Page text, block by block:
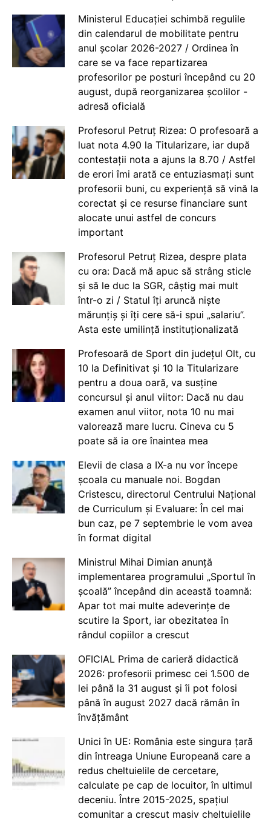
Ministerul Educației schimbă regulile
din calendarul de mobilitate pentru
anul școlar 2026-2027 / Ordinea în
care se va face repartizarea
profesorilor pe posturi începând cu 20
august, după reorganizarea școlilor -
adresă oficială
Profesorul Petruț Rizea: O profesoară a
luat nota 4.90 la Titularizare, iar după
contestații nota a ajuns la 8.70 / Astfel
de erori îmi arată ce entuziasmați sunt
profesorii buni, cu experiență să vină la
corectat și ce resurse financiare sunt
alocate unui astfel de concurs
important
Profesorul Petruț Rizea, despre plata
cu ora: Dacă mă apuc să strâng sticle
și să le duc la SGR, câștig mai mult
într-o zi / Statul îți aruncă niște
mărunțiș și îți cere să-i spui „salariu”.
Asta este umilință instituționalizată
Profesoară de Sport din județul Olt, cu
10 la Definitivat și 10 la Titularizare
pentru a doua oară, va susține
concursul și anul viitor: Dacă nu dau
examen anul viitor, nota 10 nu mai
valorează mare lucru. Cineva cu 5
poate să ia ore înaintea mea
Elevii de clasa a IX-a nu vor începe
școala cu manuale noi. Bogdan
Cristescu, directorul Centrului Național
de Curriculum și Evaluare: În cel mai
bun caz, pe 7 septembrie le vom avea
în format digital
Ministrul Mihai Dimian anunță
implementarea programului „Sportul în
școală” începând din această toamnă:
Apar tot mai multe adeverințe de
scutire la Sport, iar obezitatea în
rândul copiilor a crescut
OFICIAL Prima de carieră didactică
2026: profesorii primesc cei 1.500 de
lei până la 31 august și îi pot folosi
până în august 2027 dacă rămân în
învățământ
Unici în UE: România este singura țară
din întreaga Uniune Europeană care a
redus cheltuielile de cercetare,
calculate pe cap de locuitor, în ultimul
deceniu. Între 2015-2025, spațiul
comunitar a crescut masiv cheltuielile